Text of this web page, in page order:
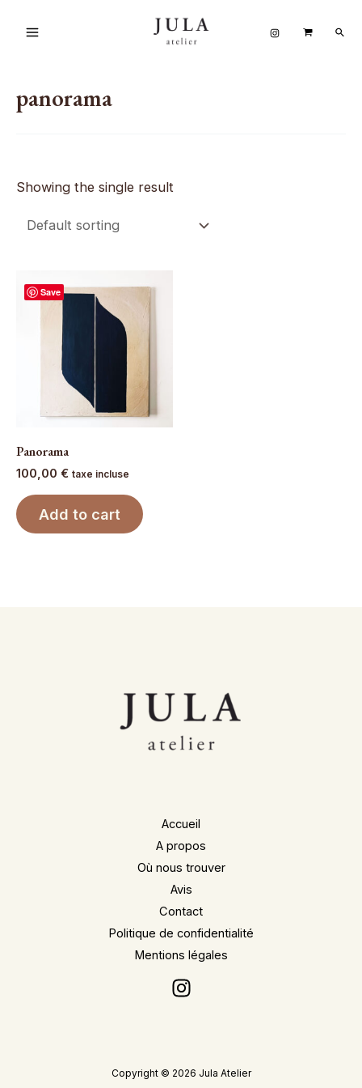
panorama
Showing the single result
Save
Panorama
100,00 € taxe incluse
Add to cart
Accueil
A propos
Où nous trouver
Avis
Contact
Politique de confidentialité
Mentions légales
Copyright © 2026 Jula Atelier